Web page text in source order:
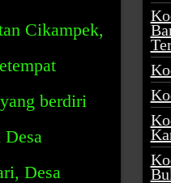
Cikampek,
berdiri
Desa